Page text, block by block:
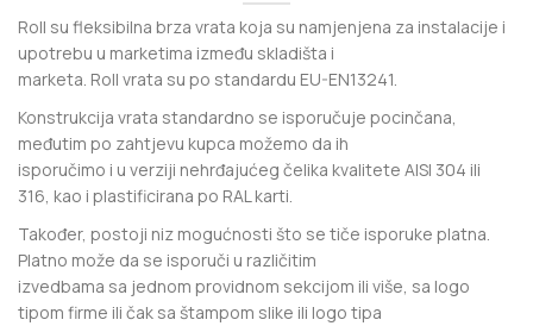
Roll su fleksibilna brza vrata koja su namjenjena za instalacije i
upotrebu u marketima između skladišta i
marketa. Roll vrata su po standardu EU-EN13241.
Konstrukcija vrata standardno se isporučuje pocinčana,
međutim po zahtjevu kupca možemo da ih
isporučimo i u verziji nehrđajućeg čelika kvalitete AISI 304 ili
316, kao i plastificirana po RAL karti.
Također, postoji niz mogućnosti što se tiče isporuke platna.
Platno može da se isporuči u različitim
izvedbama sa jednom providnom sekcijom ili više, sa logo
tipom firme ili čak sa štampom slike ili logo tipa